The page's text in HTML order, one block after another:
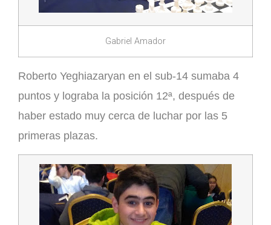
Gabriel Amador
Roberto Yeghiazaryan en el sub-14 sumaba 4
puntos y lograba la posición 12ª, después de
haber estado muy cerca de luchar por las 5
primeras plazas.